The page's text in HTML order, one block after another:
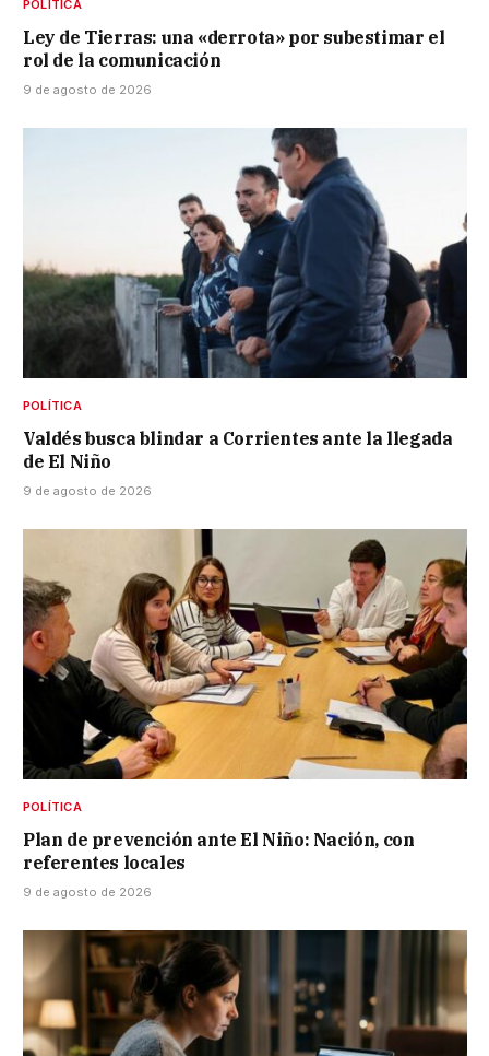
POLÍTICA
Ley de Tierras: una «derrota» por subestimar el
rol de la comunicación
9 de agosto de 2026
POLÍTICA
Valdés busca blindar a Corrientes ante la llegada
de El Niño
9 de agosto de 2026
POLÍTICA
Plan de prevención ante El Niño: Nación, con
referentes locales
9 de agosto de 2026